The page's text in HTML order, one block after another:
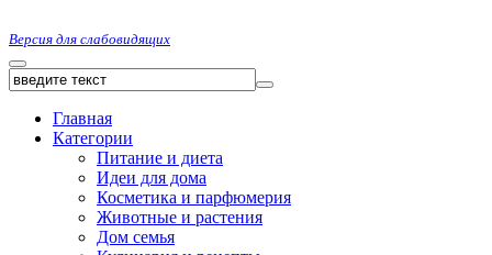
Версия для слабовидящих
Главная
Категории
Питание и диета
Идеи для дома
Косметика и парфюмерия
Животные и растения
Дом семья